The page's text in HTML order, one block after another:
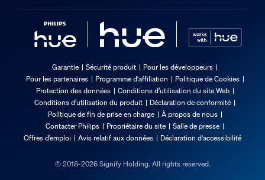
Garantie Sécurité produit
Pour les développeurs
Pour les partenaires
Programme d'affiliation
Politique de Cookies
Protection des données
Conditions d’utilisation du site Web
Conditions d’utilisation du produit
Déclaration de conformité
Politique de fin de prise en charge
À propos de nous
Contacter Philips
Propriétaire du site
Salle de presse
Offres d’emploi
Avis relatif aux données Déclaration d'accessibilité
© 2018-2026 Signify Holding. All rights reserved.